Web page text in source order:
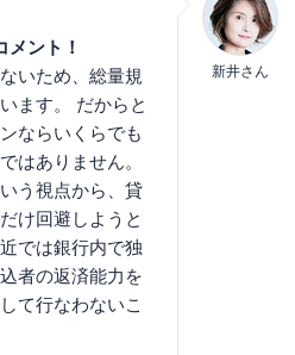
メント！
いため、総量規
ます。 だからと
ならいくらでも
はありません。
う視点から、貸
け回避しようと
では銀行内で独
者の返済能力を
て行なわないこ
新井さん